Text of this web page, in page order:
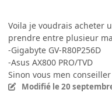
Voila je voudrais acheter
prendre entre plusieur
-Gigabyte GV-R80P256D
-Asus AX800 PRO/TVD
Sinon vous men
Modifié le 20